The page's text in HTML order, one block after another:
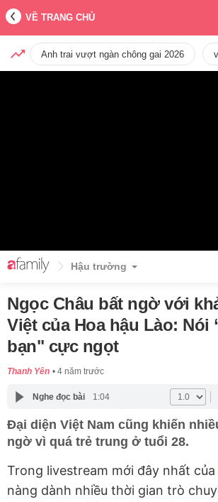
VỀ TRANG CHỦ
Anh trai vượt ngàn chông gai 2026
Hậu trường
Ngọc Châu bất ngờ với
Việt của Hoa hậu Lào: Nói
bạn" cực ngọt
Thanh Yên 4 năm trước
Nghe đọc bài 1:04
Đại diện Việt Nam cũng khiến
ngờ vì quá trẻ trung ở tuổi 28.
Trong livestream mới đây nhất của
nàng dành nhiều thời gian trò